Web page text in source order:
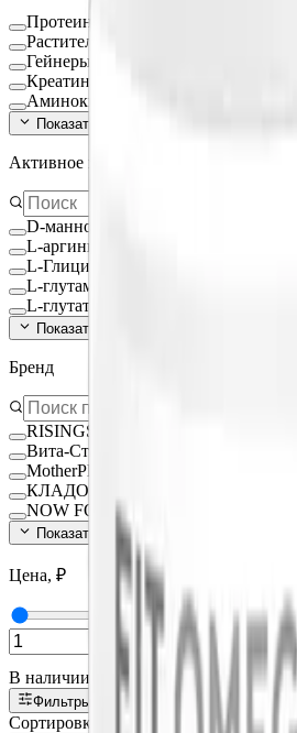
Протеин
Растительный протеин
Гейнеры
Креатин
Аминокислоты
Показать ещё (
Активное вещество
D-манноза
L-аргинин
L-Глицин
L-глутамин
L-глутатион Глутатион
Показать ещё (
Бренд
RISINGSTAR
Вита-Стандарт
MotherPlant
КЛАДОВИТ
NOW FOODS
Показать ещё (
Цена, ₽
В наличии
Фильтры
Сортировка: